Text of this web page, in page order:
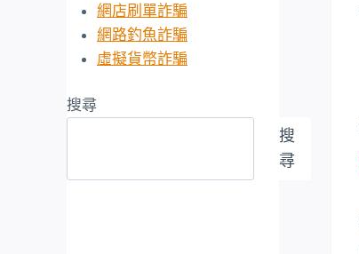
網店刷單詐騙
網路釣魚詐騙
虛擬貨幣詐騙
搜尋
搜
尋